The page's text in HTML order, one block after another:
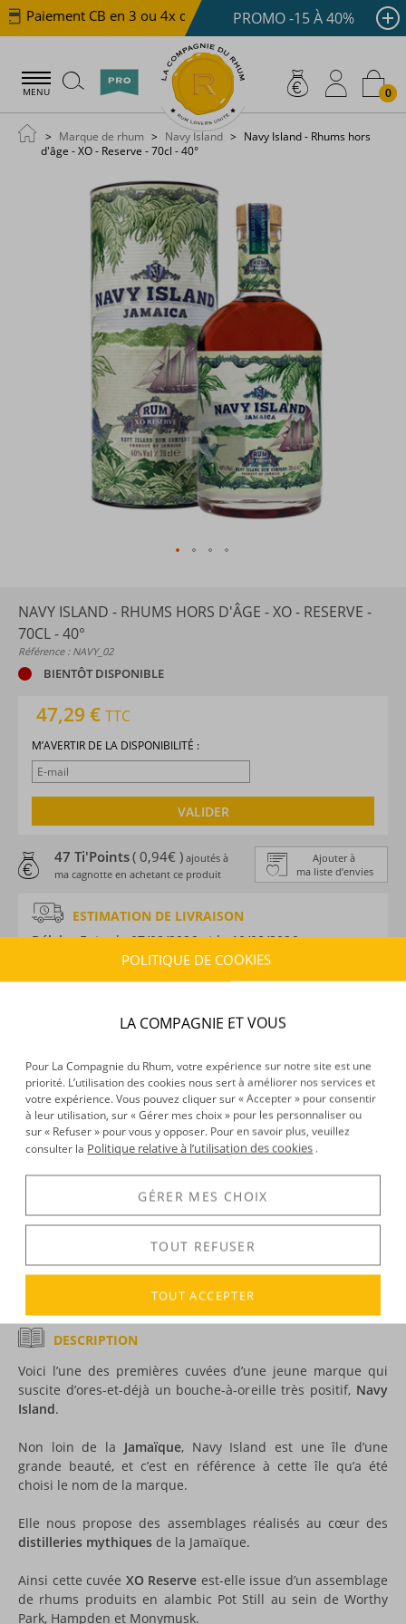
Paiement CB en 3 ou 4x dès 100 € Livraison offerte
PROMO -15 À 40%
MENU 0
Marque de rhum Navy Island
Navy Island - Rhums hors
d'âge - XO - Reserve - 70cl - 40°
NAVY ISLAND - RHUMS HORS D'ÂGE - XO - RESERVE -
70CL - 40°
Référence : NAVY_02
BIENTÔT DISPONIBLE
47,29 € TTC
M’AVERTIR DE LA DISPONIBILITÉ :
VALIDER
Ajouter à
ma liste d’envies
47 Ti'Points( 0,94€ ) ajoutés à
ma cagnotte en achetant ce produit
ESTIMATION DE LIVRAISON
Délais :Entre le07/08/2026et le10/08/2026
À partir de 9,90 € (OFFERTS DÈS 150 € D’ACHAT
CARACTÉRISTIQUES DU PRODUIT
Provenance :Jamaïque
Distillation :Alambic
Environnement de vieillissement :Tropical
Volume :70CL
40°
DÉCOUVERTE
Voir tous les produits : Navy Island
DESCRIPTION
Voici l’une des premières cuvées d’une jeune marque qui
suscite d’ores-et-déjà un bouche-à-oreille très positif, Navy
Island.
Non loin de la Jamaïque, Navy Island est une île d’une
grande beauté, et c’est en référence à cette île qu’a été
choisi le nom de la marque.
Elle nous propose des assemblages réalisés au cœur des
distilleries mythiques de la Jamaïque.
Ainsi cette cuvée XO Reserve est-elle issue d’un assemblage
de rhums produits en alambic Pot Still au sein de Worthy
Park, Hampden et Monymusk.
POLITIQUE DE COOKIES
LA COMPAGNIE ET VOUS
Pour La Compagnie du Rhum, votre expérience sur notre site est une
priorité. L’utilisation des cookies nous sert à améliorer nos services et
votre expérience. Vous pouvez cliquer sur « Accepter » pour consentir
à leur utilisation, sur « Gérer mes choix » pour les personnaliser ou
sur « Refuser » pour vous y opposer. Pour en savoir plus, veuillez
consulter la Politique relative à l’utilisation des cookies .
GÉRER MES CHOIX
TOUT REFUSER
TOUT ACCEPTER